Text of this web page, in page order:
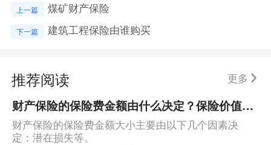
上一篇 煤矿财产保险
下一篇 建筑工程保险由谁购买
推荐阅读 更多
财产保险的保险费金额由什么决定？保险价值的确定方法是什么？
财产保险的保险费金额大小主要由以下几个因素决
定：潜在损失等。